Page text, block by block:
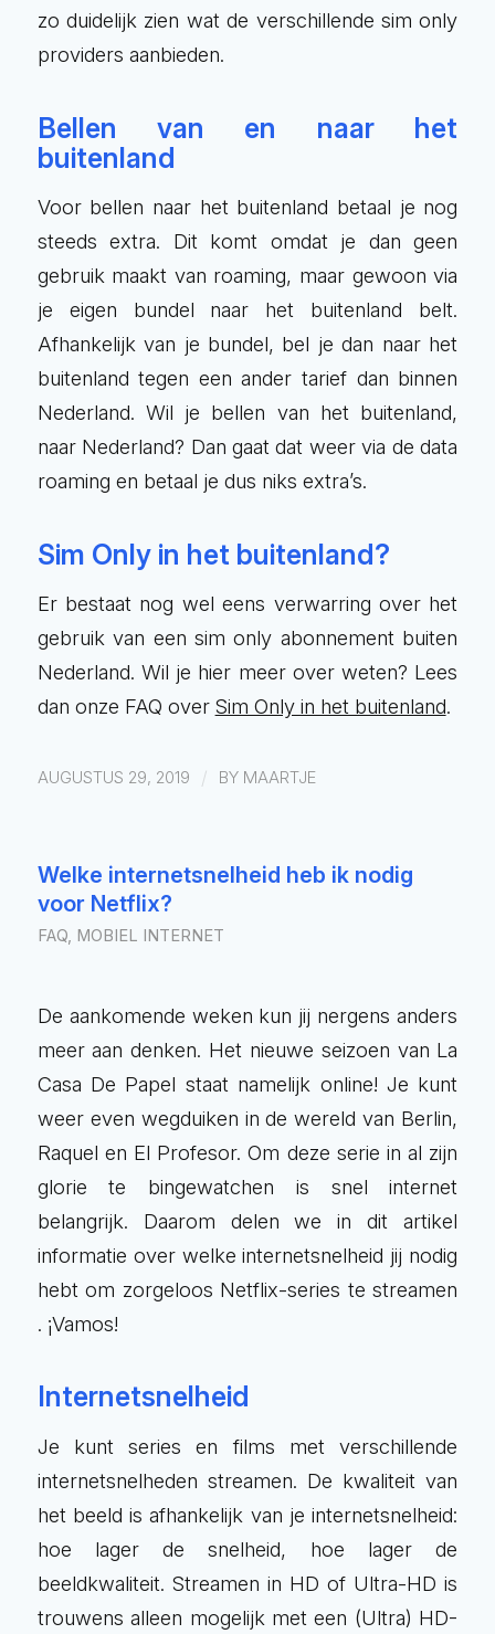
zo duidelijk zien wat de verschillende sim only
providers aanbieden.
Bellen van en naar het
buitenland
Voor bellen naar het buitenland betaal je nog
steeds extra. Dit komt omdat je dan geen
gebruik maakt van roaming, maar gewoon via
je eigen bundel naar het buitenland belt.
Afhankelijk van je bundel, bel je dan naar het
buitenland tegen een ander tarief dan binnen
Nederland. Wil je bellen van het buitenland,
naar Nederland? Dan gaat dat weer via de data
roaming en betaal je dus niks extra’s.
Sim Only in het buitenland?
Er bestaat nog wel eens verwarring over het
gebruik van een sim only abonnement buiten
Nederland. Wil je hier meer over weten? Lees
dan onze FAQ over Sim Only in het buitenland.
AUGUSTUS 29, 2019 / BY MAARTJE
Welke internetsnelheid heb ik nodig
voor Netflix?
FAQ, MOBIEL INTERNET
De aankomende weken kun jij nergens anders
meer aan denken. Het nieuwe seizoen van La
Casa De Papel staat namelijk online! Je kunt
weer even wegduiken in de wereld van Berlin,
Raquel en El Profesor. Om deze serie in al zijn
glorie te bingewatchen is snel internet
belangrijk. Daarom delen we in dit artikel
informatie over welke internetsnelheid jij nodig
hebt om zorgeloos Netflix-series te streamen
. ¡Vamos!
Internetsnelheid
Je kunt series en films met verschillende
internetsnelheden streamen. De kwaliteit van
het beeld is afhankelijk van je internetsnelheid:
hoe lager de snelheid, hoe lager de
beeldkwaliteit. Streamen in HD of Ultra-HD is
trouwens alleen mogelijk met een (Ultra) HD-